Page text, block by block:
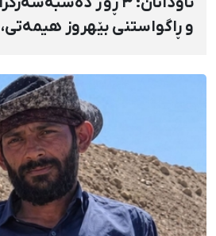
و ڕاگواستنی بێهروز